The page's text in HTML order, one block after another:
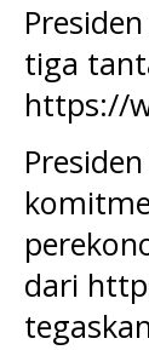
tiga
https://
dari